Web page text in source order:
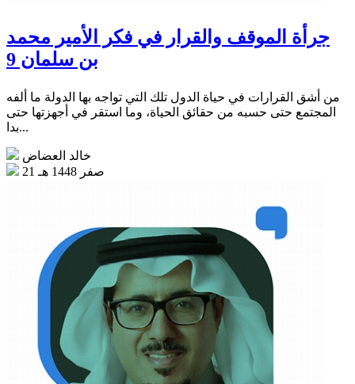
جرأة الموقف والقرار في فكر الأمير محمد
بن سلمان 9
من أشق القرارات في حياة الدول تلك التي تواجه بها الدولة ما ألفه
المجتمع حتى حسبه من حقائق الحياة، وما استقر في أجهزتها حتى
بدا...
خالد العضاض
21 صفر 1448 هـ